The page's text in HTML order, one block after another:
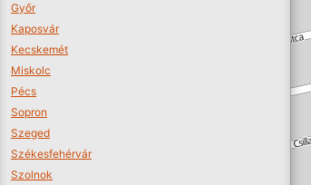
Győr
Kaposvár
Kecskemét
Miskolc
Pécs
Sopron
Szeged
Székesfehérvár
Szolnok